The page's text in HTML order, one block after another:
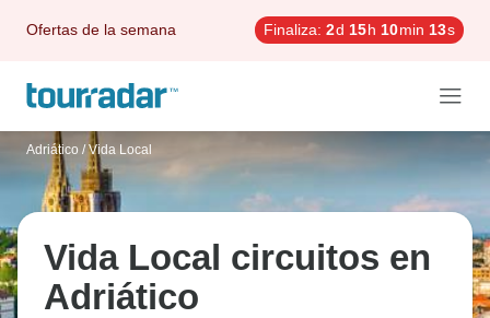
Ofertas de la semana Finaliza: 2d 15h 10min 11s
Adriático / Vida Local
Vida Local circuitos en
Adriático